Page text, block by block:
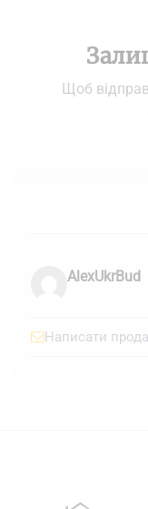
Щоб
AlexUkrBud
Написати